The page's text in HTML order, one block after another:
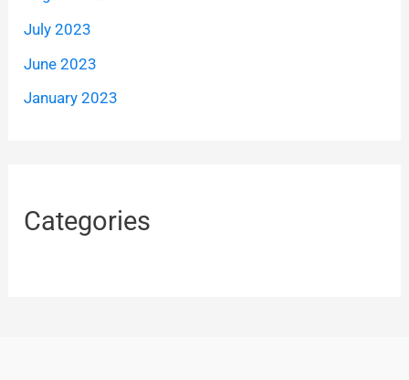
July 2023
June 2023
January 2023
Categories